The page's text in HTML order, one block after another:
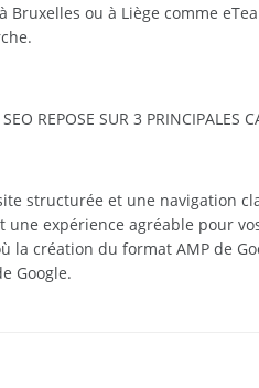
ou à Liège comme
REPOSE SUR 3 PRINCIPALES
structurée et une navigation
expérience agréable pour
création du format AMP de
Google.